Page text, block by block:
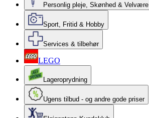
Personlig pleje, Skønhed & Velvære
Sport, Fritid & Hobby
Services & tilbehør
LEGO
Lageroprydning
Ugens tilbud - og andre gode priser